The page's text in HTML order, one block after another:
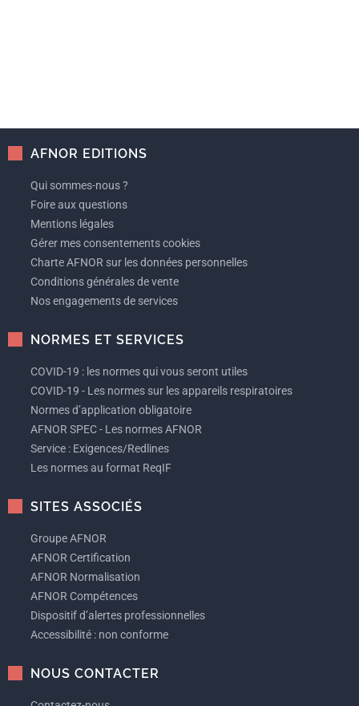
AFNOR EDITIONS
Qui sommes-nous ?
Foire aux questions
Mentions légales
Gérer mes consentements cookies
Charte AFNOR sur les données personnelles
Conditions générales de vente
Nos engagements de services
NORMES ET SERVICES
COVID-19 : les normes qui vous seront utiles
COVID-19 - Les normes sur les appareils respiratoires
Normes d’application obligatoire
AFNOR SPEC - Les normes AFNOR
Service : Exigences/Redlines
Les normes au format ReqIF
SITES ASSOCIÉS
Groupe AFNOR
AFNOR Certification
AFNOR Normalisation
AFNOR Compétences
Dispositif d’alertes professionnelles
Accessibilité : non conforme
NOUS CONTACTER